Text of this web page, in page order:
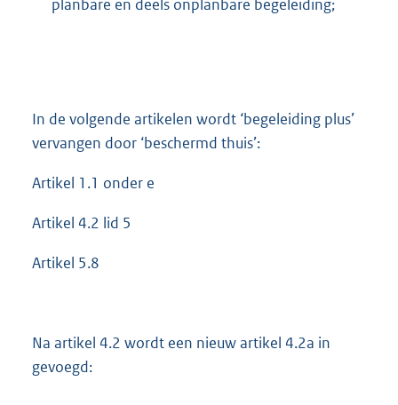
planbare en deels onplanbare begeleiding;
In de volgende artikelen wordt ‘begeleiding plus’
vervangen door ‘beschermd thuis’:
Artikel 1.1 onder e
Artikel 4.2 lid 5
Artikel 5.8
Na artikel 4.2 wordt een nieuw artikel 4.2a in
gevoegd: